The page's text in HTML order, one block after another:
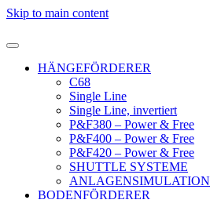
Skip to main content
HÄNGEFÖRDERER
C68
Single Line
Single Line, invertiert
P&F380 – Power & Free
P&F400 – Power & Free
P&F420 – Power & Free
SHUTTLE SYSTEME
ANLAGENSIMULATION
BODENFÖRDERER